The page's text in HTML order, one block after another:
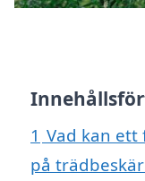
1 Vad kan ett
på